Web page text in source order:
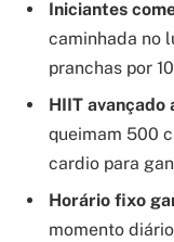
Iniciantes
caminhada no
pranchas por
HIIT avançado
queimam 500
cardio para
Horário fixo
momento